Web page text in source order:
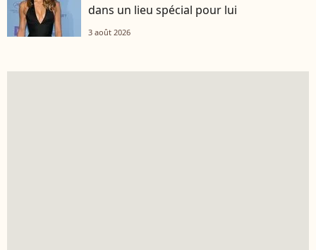
dans un lieu spécial pour lui
3 août 2026